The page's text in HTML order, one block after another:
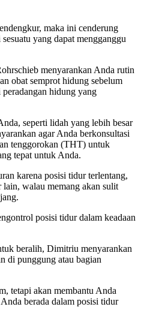
maka ini cenderung
yang dapat mengganggu
menyarankan Anda rutin
obat semprot hidung sebelum
hidung yang
seperti lidah yang lebih besar
agar Anda berkonsultasi
tenggorokan (THT) untuk
tepat untuk Anda.
karena posisi tidur terlentang,
walau memang akan sulit
posisi tidur dalam keadaan
beralih, Dimitriu menyarankan
di punggung atau bagian
tetapi akan membantu Anda
berada dalam posisi tidur